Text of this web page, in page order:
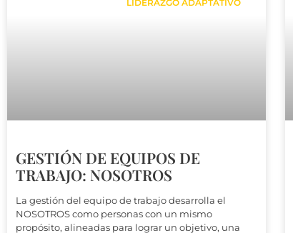
LIDERAZGO ADAPTATIVO
GESTIÓN DE EQUIPOS DE
TRABAJO: NOSOTROS
La gestión del equipo de trabajo desarrolla el
NOSOTROS como personas con un mismo
propósito, alineadas para lograr un objetivo, una